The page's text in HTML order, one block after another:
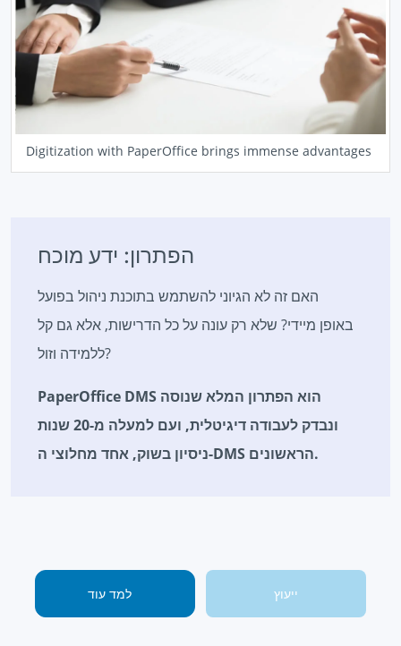
Digitization with PaperOffice brings immense advantages
הפתרון: ידע מוכח
האם זה לא הגיוני להשתמש בתוכנת ניהול בפועל
באופן מיידי? שלא רק עונה על כל הדרישות, אלא גם קל
ללמידה וזול?
PaperOffice DMS הוא הפתרון המלא שנוסה
ונבדק לעבודה דיגיטלית, ועם למעלה מ-20 שנות
ניסיון בשוק, אחד מחלוצי ה-DMS הראשונים.
למד עוד ייעוץ